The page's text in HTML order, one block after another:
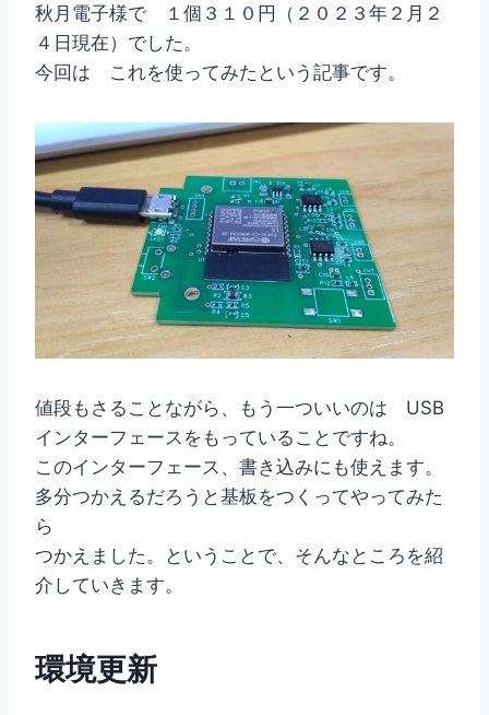
秋月電子様で １個３１０円（２０２３年２月２
４日現在）でした。
今回は これを使ってみたという記事です。
値段もさることながら、もう一ついいのは USB
インターフェースをもっていることですね。
このインターフェース、書き込みにも使えます。
多分つかえるだろうと基板をつくってやってみた
ら
つかえました。ということで、そんなところを紹
介していきます。
環境更新